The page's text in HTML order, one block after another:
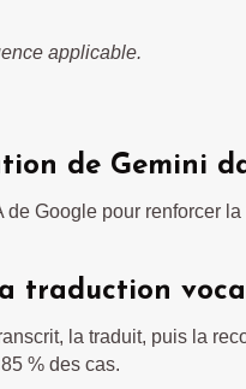
applicable.
de Gemini
de Google pour renforcer
traduction
la traduit, puis la
% des cas.